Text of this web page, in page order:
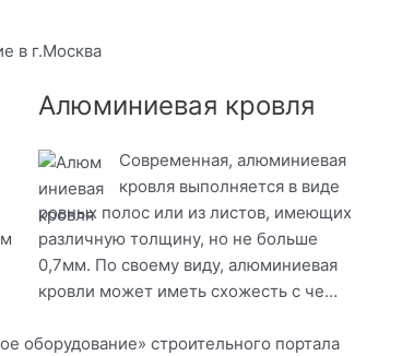
в г.Москва
Алюминиевая кровля
Современная, алюминиевая
кровля выполняется в виде
ровных полос или из листов, имеющих
различную толщину, но не больше
0,7мм. По своему виду, алюминиевая
кровли может иметь схожесть с че…
оборудование» строительного портала